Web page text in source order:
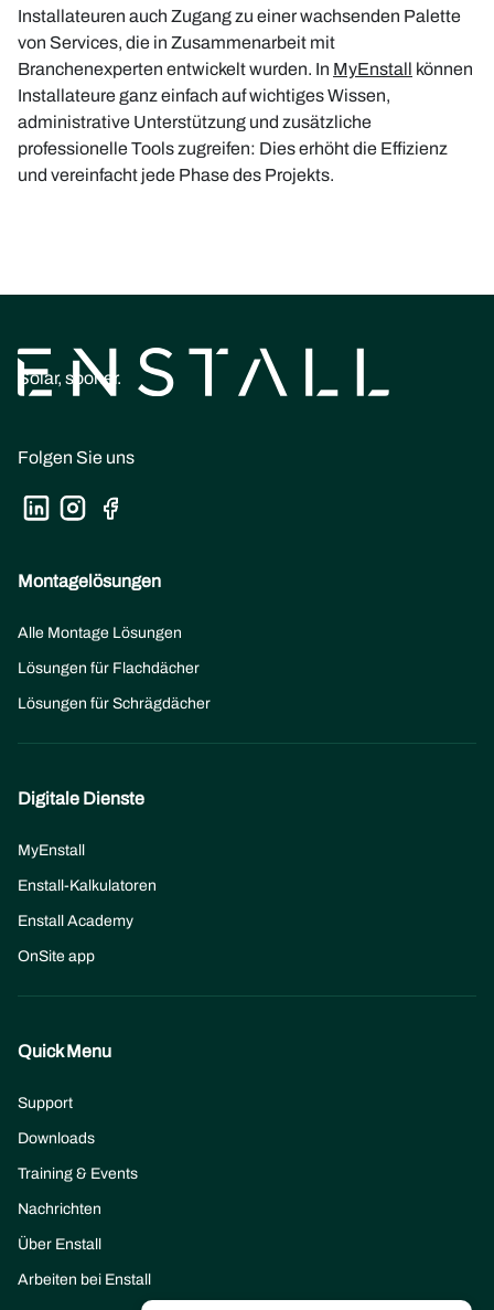
Installateuren auch Zugang zu einer wachsenden Palette
von Services, die in Zusammenarbeit mit
Branchenexperten entwickelt wurden. In MyEnstall können
Installateure ganz einfach auf wichtiges Wissen,
administrative Unterstützung und zusätzliche
professionelle Tools zugreifen: Dies erhöht die Effizienz
und vereinfacht jede Phase des Projekts.
Solar, sooner.
Folgen Sie uns
Montagelösungen
Alle Montage Lösungen
Lösungen für Flachdächer
Lösungen für Schrägdächer
Digitale Dienste
MyEnstall
Enstall-Kalkulatoren
Enstall Academy
OnSite app
Quick Menu
Support
Downloads
Training & Events
Nachrichten
Über Enstall
Arbeiten bei Enstall